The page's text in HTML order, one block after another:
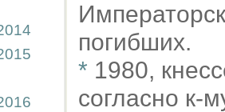
погибших.
* 1980,
согласно к-